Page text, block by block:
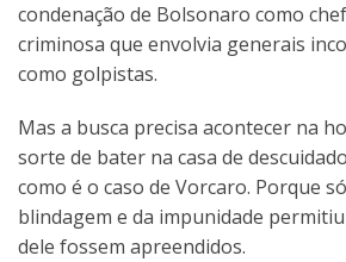
condenação de Bolsonaro como
criminosa que envolvia generais
como golpistas.
Mas a busca precisa acontecer na
sorte de bater na casa de
como é o caso de Vorcaro. Porque
blindagem e da impunidade
dele fossem apreendidos.